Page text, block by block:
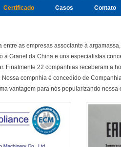
Certificado Casos Contato
as empresas associante à
a Granel da China e uns especialistas
Finalmente 22 companhias receberam a
compnhia é concedido de
vantagem para nós popularizando